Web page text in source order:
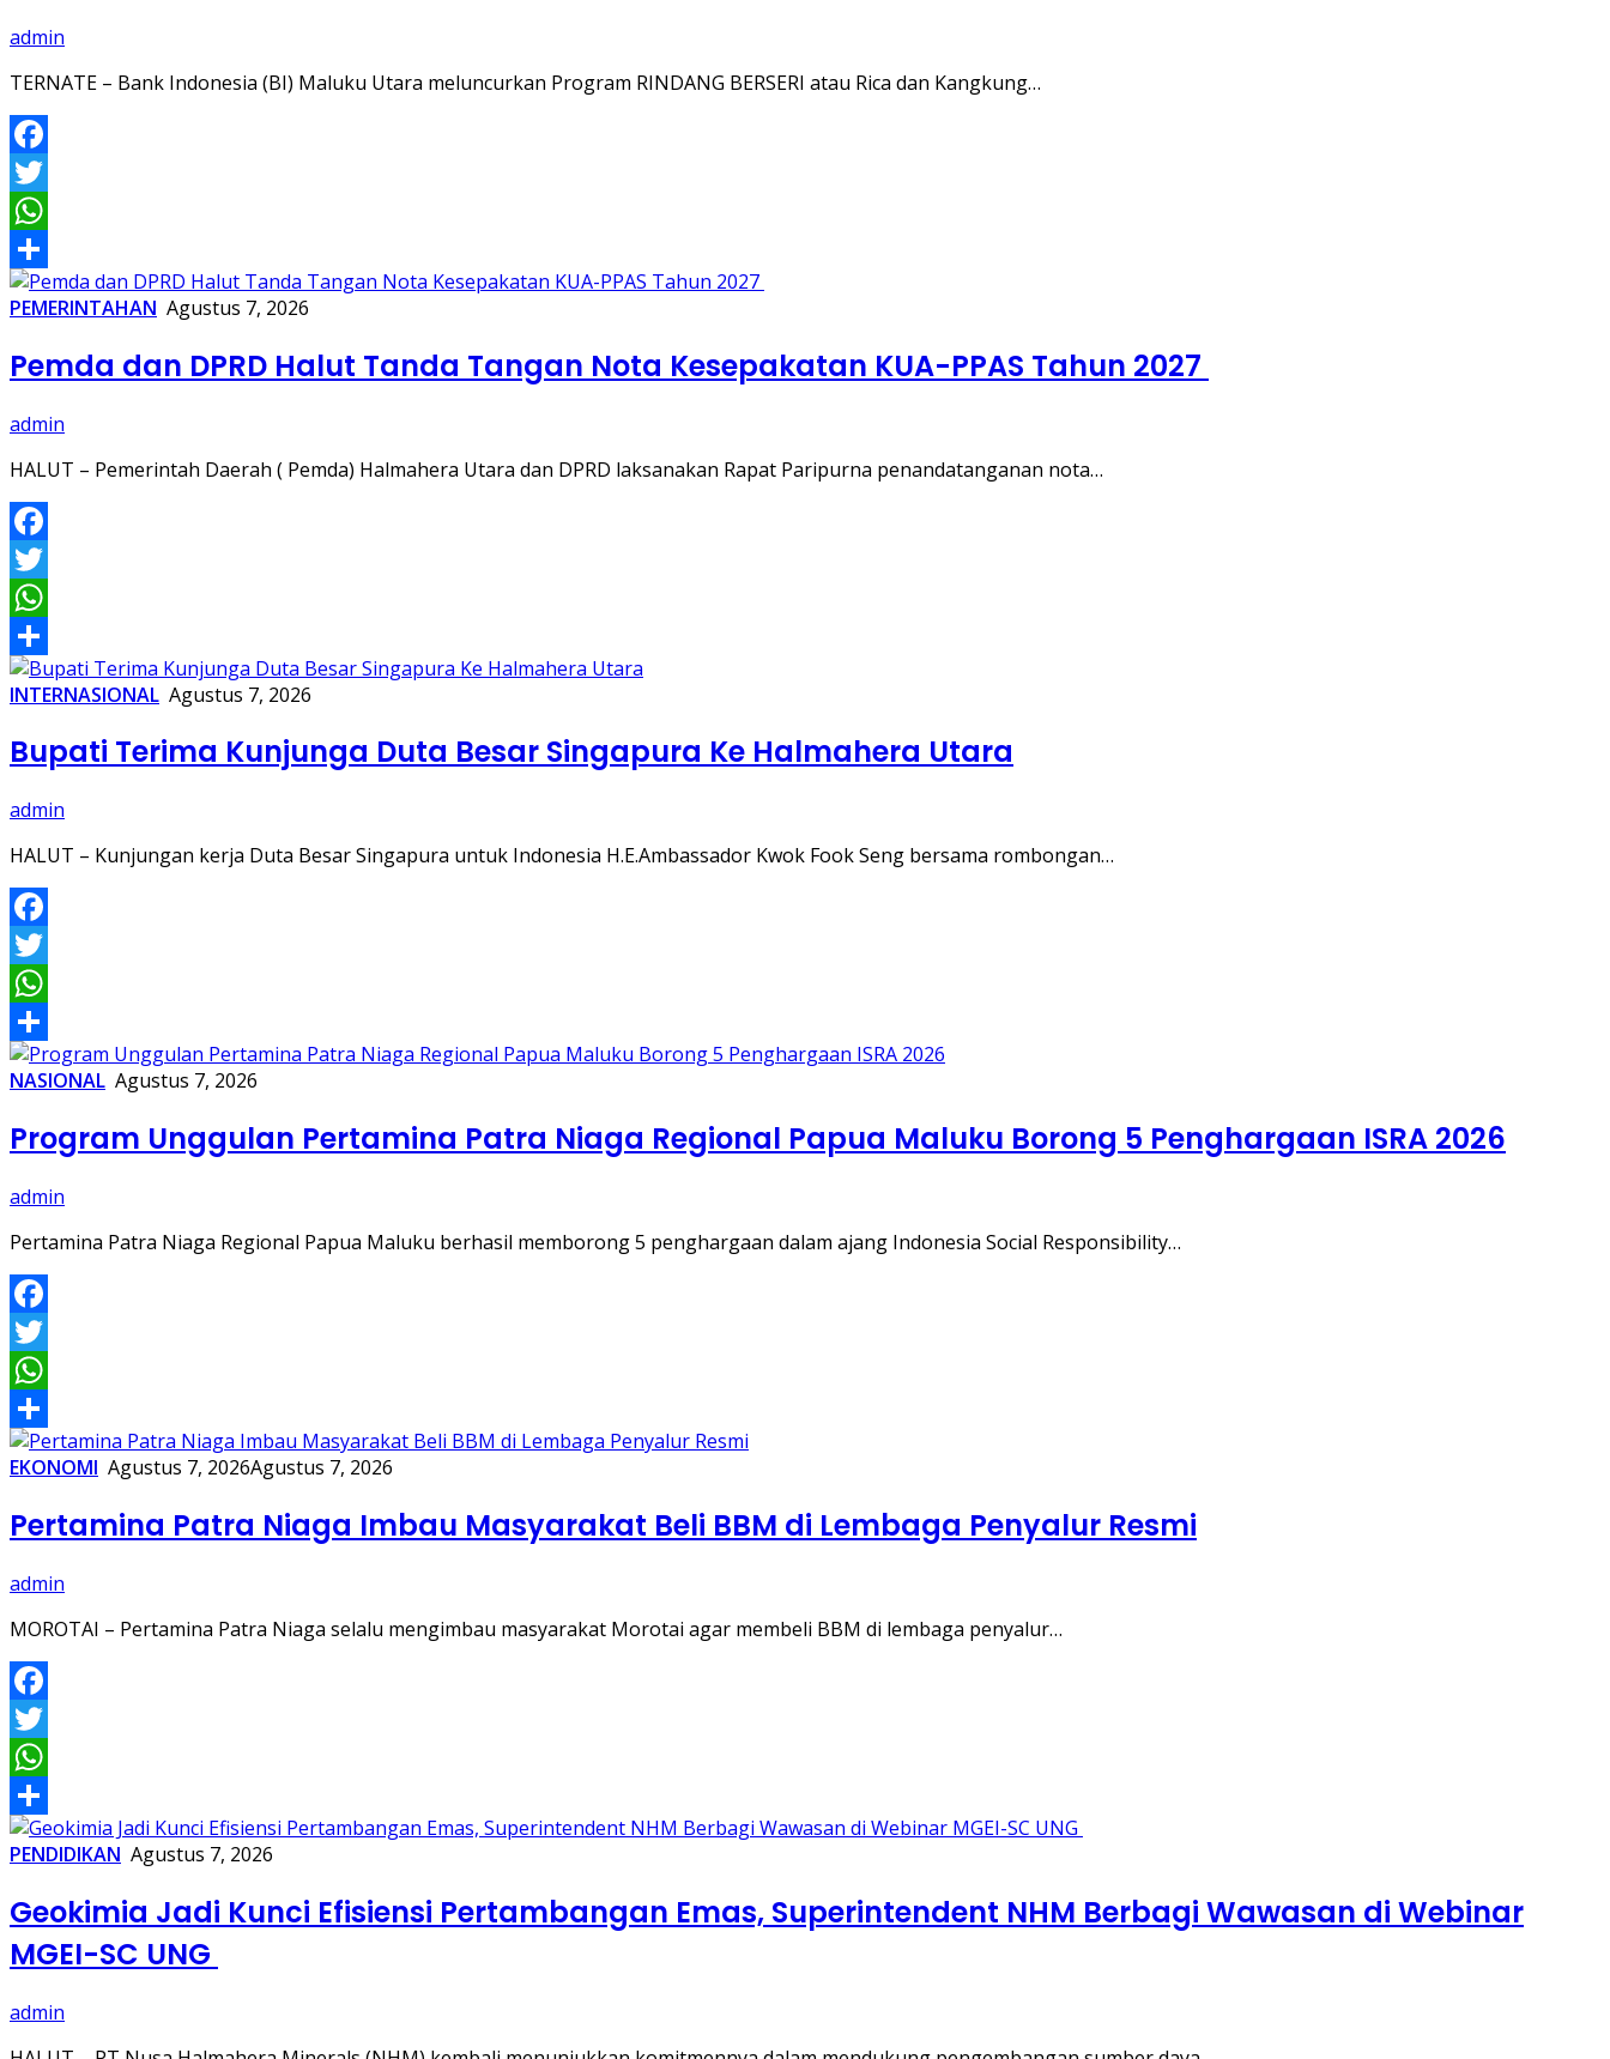
admin
TERNATE – Bank Indonesia (BI) Maluku Utara meluncurkan Program RINDANG BERSERI atau Rica dan Kangkung…
Facebook
Twitter
WhatsApp
Share
PEMERINTAHAN Agustus 7, 2026
Pemda dan DPRD Halut Tanda Tangan Nota Kesepakatan KUA-PPAS Tahun 2027
admin
HALUT – Pemerintah Daerah ( Pemda) Halmahera Utara dan DPRD laksanakan Rapat Paripurna penandatanganan nota…
Facebook
Twitter
WhatsApp
Share
INTERNASIONAL Agustus 7, 2026
Bupati Terima Kunjunga Duta Besar Singapura Ke Halmahera Utara
admin
HALUT – Kunjungan kerja Duta Besar Singapura untuk Indonesia H.E.Ambassador Kwok Fook Seng bersama rombongan…
Facebook
Twitter
WhatsApp
Share
NASIONAL Agustus 7, 2026
Program Unggulan Pertamina Patra Niaga Regional Papua Maluku Borong 5 Penghargaan ISRA 2026
admin
Pertamina Patra Niaga Regional Papua Maluku berhasil memborong 5 penghargaan dalam ajang Indonesia Social Responsibility…
Facebook
Twitter
WhatsApp
Share
EKONOMI Agustus 7, 2026Agustus 7, 2026
Pertamina Patra Niaga Imbau Masyarakat Beli BBM di Lembaga Penyalur Resmi
admin
MOROTAI – Pertamina Patra Niaga selalu mengimbau masyarakat Morotai agar membeli BBM di lembaga penyalur…
Facebook
Twitter
WhatsApp
Share
PENDIDIKAN Agustus 7, 2026
Geokimia Jadi Kunci Efisiensi Pertambangan Emas, Superintendent NHM Berbagi Wawasan di Webinar
MGEI-SC UNG
admin